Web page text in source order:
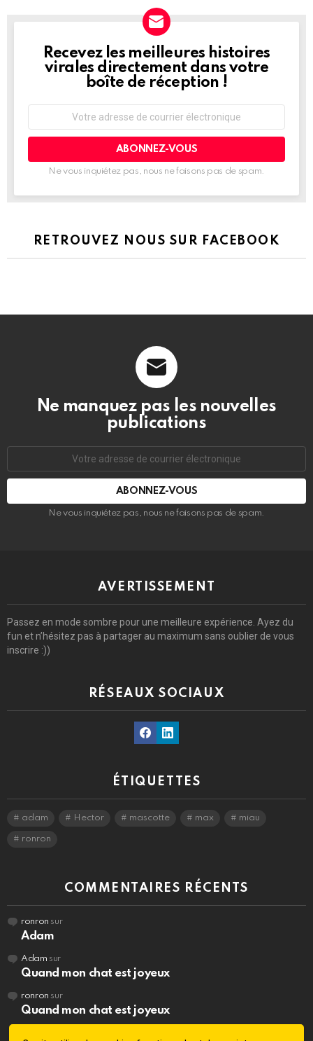
NEWSLETTER
Recevez les meilleures histoires
virales directement dans votre
boîte de réception !
courrier
Ne vous inquiétez pas, nous ne faisons pas de spam.
RETROUVEZ NOUS SUR FACEBOOK
Ne manquez pas les nouvelles
publications
courrier
Ne vous inquiétez pas, nous ne faisons pas de spam.
AVERTISSEMENT
Passez en mode sombre pour une meilleure expérience. Ayez du
fun et n’hésitez pas à partager au maximum sans oublier de vous
inscrire :))
RÉSEAUX SOCIAUX
FacebookLinkedin
ÉTIQUETTES
adam Hector mascotte max miau
ronron
COMMENTAIRES RÉCENTS
ronron sur
Adam
Adam sur
Quand mon chat est joyeux
ronron sur
Quand mon chat est joyeux